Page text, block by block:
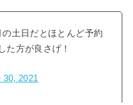
土日だとほとんど予約
た方が良さげ！
30, 2021